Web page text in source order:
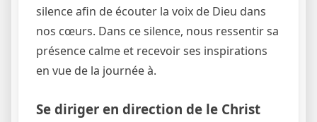
silence afin de écouter la voix de Dieu dans
nos cœurs. Dans ce silence, nous ressentir sa
présence calme et recevoir ses inspirations
en vue de la journée à.
Se diriger en direction de le Christ